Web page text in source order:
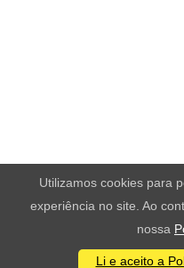
Utilizamos cookies para
experiência no site. Ao
nossa
Li e aceito a